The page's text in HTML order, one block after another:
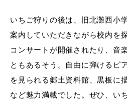
いちご狩りの後は、旧北灘西小
案内していただきながら校内を
コンサートが開催されたり、音
ともあるそう。自由に弾けるピ
を見られる郷土資料館、黒板に
など魅力満載でした。ぜひ、い